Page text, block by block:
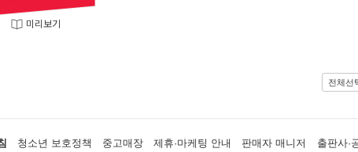
미리보기
전체선
청소년 보호정책 중고매장 제휴·마케팅 안내 판매자 매니저 출판사·